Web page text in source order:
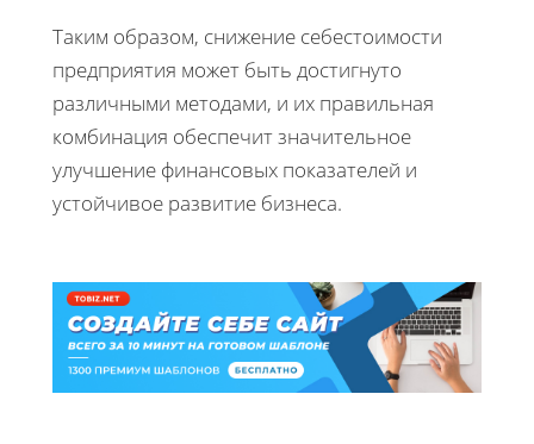
Таким образом, снижение себестоимости
предприятия может быть достигнуто
различными методами, и их правильная
комбинация обеспечит значительное
улучшение финансовых показателей и
устойчивое развитие бизнеса.